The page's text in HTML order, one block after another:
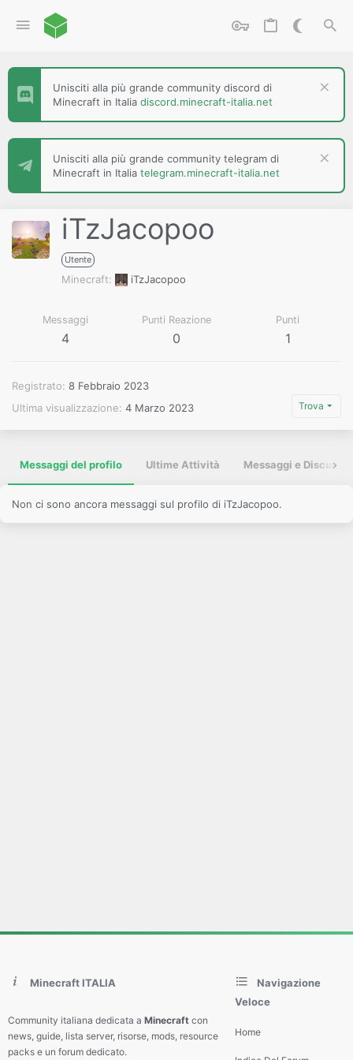
Unisciti alla più grande community discord di
Minecraft in Italia discord.minecraft-italia.net
Unisciti alla più grande community telegram di
Minecraft in Italia telegram.minecraft-italia.net
iTzJacopoo
Utente
Minecraft iTzJacopoo
Messaggi
4
Punti Reazione
0
Punti
1
Registrato 8 Febbraio 2023
Ultima visualizzazione 4 Marzo 2023 Trova
Messaggi del profilo Ultime Attività Messaggi e
Non ci sono ancora messaggi sul profilo di iTzJacopoo.
Minecraft ITALIA
Community italiana dedicata a Minecraft con
news, guide, lista server, risorse, mods, resource
packs e un forum dedicato.
Navigazione
Veloce
Home